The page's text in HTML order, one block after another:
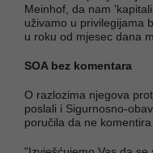
Meinhof, da nam
uživamo u privilegijama
u roku od mjesec dana
SOA bez komentara
O razlozima njegova
poslali i Sigurnosno-
poručila da ne